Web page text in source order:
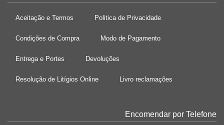
Aceitação e Termos Politica de Privacidade
Condições de Compra Modo de Pagamento
Entrega e Portes Devoluções
Resolução de Litígios Online Livro reclamações
Encomendar por Telefone